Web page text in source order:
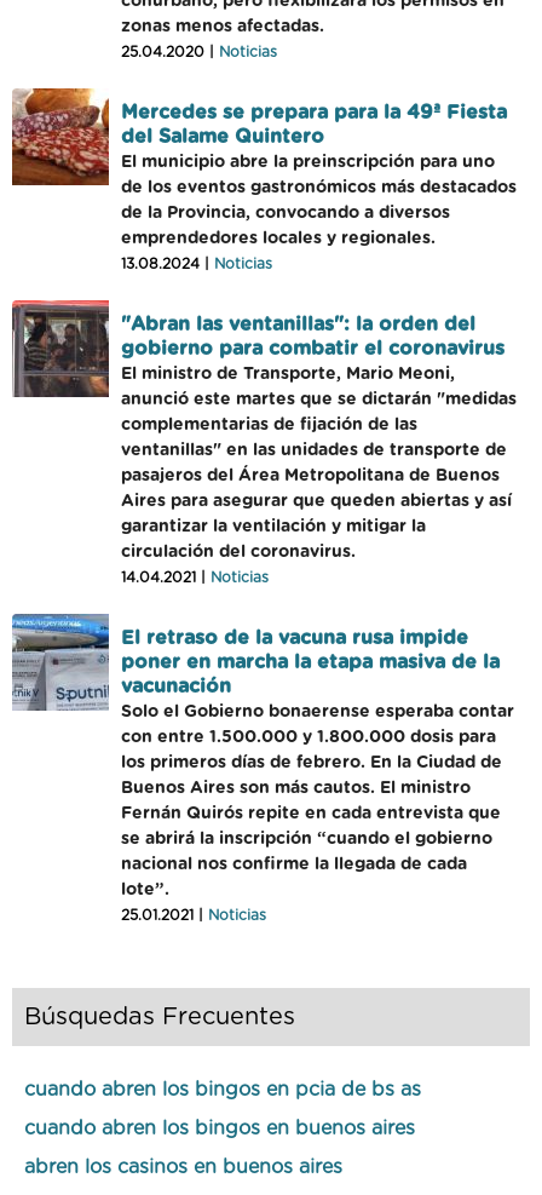
zonas menos afectadas.
25.04.2020 | Noticias
Mercedes se prepara para la 49ª Fiesta
del Salame Quintero
El municipio abre la preinscripción para uno
de los eventos gastronómicos más destacados
de la Provincia, convocando a diversos
emprendedores locales y regionales.
13.08.2024 | Noticias
"Abran las ventanillas": la orden del
gobierno para combatir el coronavirus
El ministro de Transporte, Mario Meoni,
anunció este martes que se dictarán "medidas
complementarias de fijación de las
ventanillas" en las unidades de transporte de
pasajeros del Área Metropolitana de Buenos
Aires para asegurar que queden abiertas y así
garantizar la ventilación y mitigar la
circulación del coronavirus.
14.04.2021 | Noticias
El retraso de la vacuna rusa impide
poner en marcha la etapa masiva de la
vacunación
Solo el Gobierno bonaerense esperaba contar
con entre 1.500.000 y 1.800.000 dosis para
los primeros días de febrero. En la Ciudad de
Buenos Aires son más cautos. El ministro
Fernán Quirós repite en cada entrevista que
se abrirá la inscripción “cuando el gobierno
nacional nos confirme la llegada de cada
lote”.
25.01.2021 | Noticias
Búsquedas Frecuentes
cuando abren los bingos en pcia de bs as
cuando abren los bingos en buenos aires
abren los casinos en buenos aires